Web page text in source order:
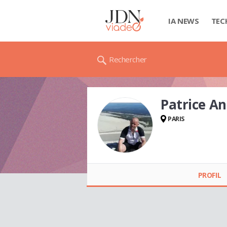
IA NEWS
Rechercher
Patrice
PARIS
PROFIL